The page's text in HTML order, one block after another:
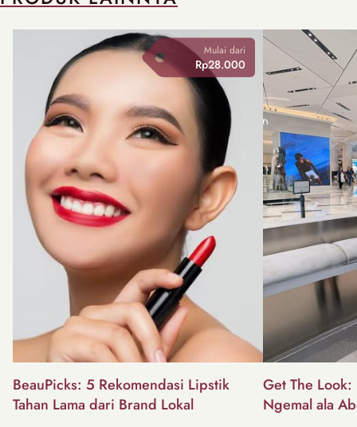
Mulai dari
Rp28.000
BeauPicks: 5 Rekomendasi Lipstik
Tahan Lama dari Brand Lokal
Get The
Ngemal ala